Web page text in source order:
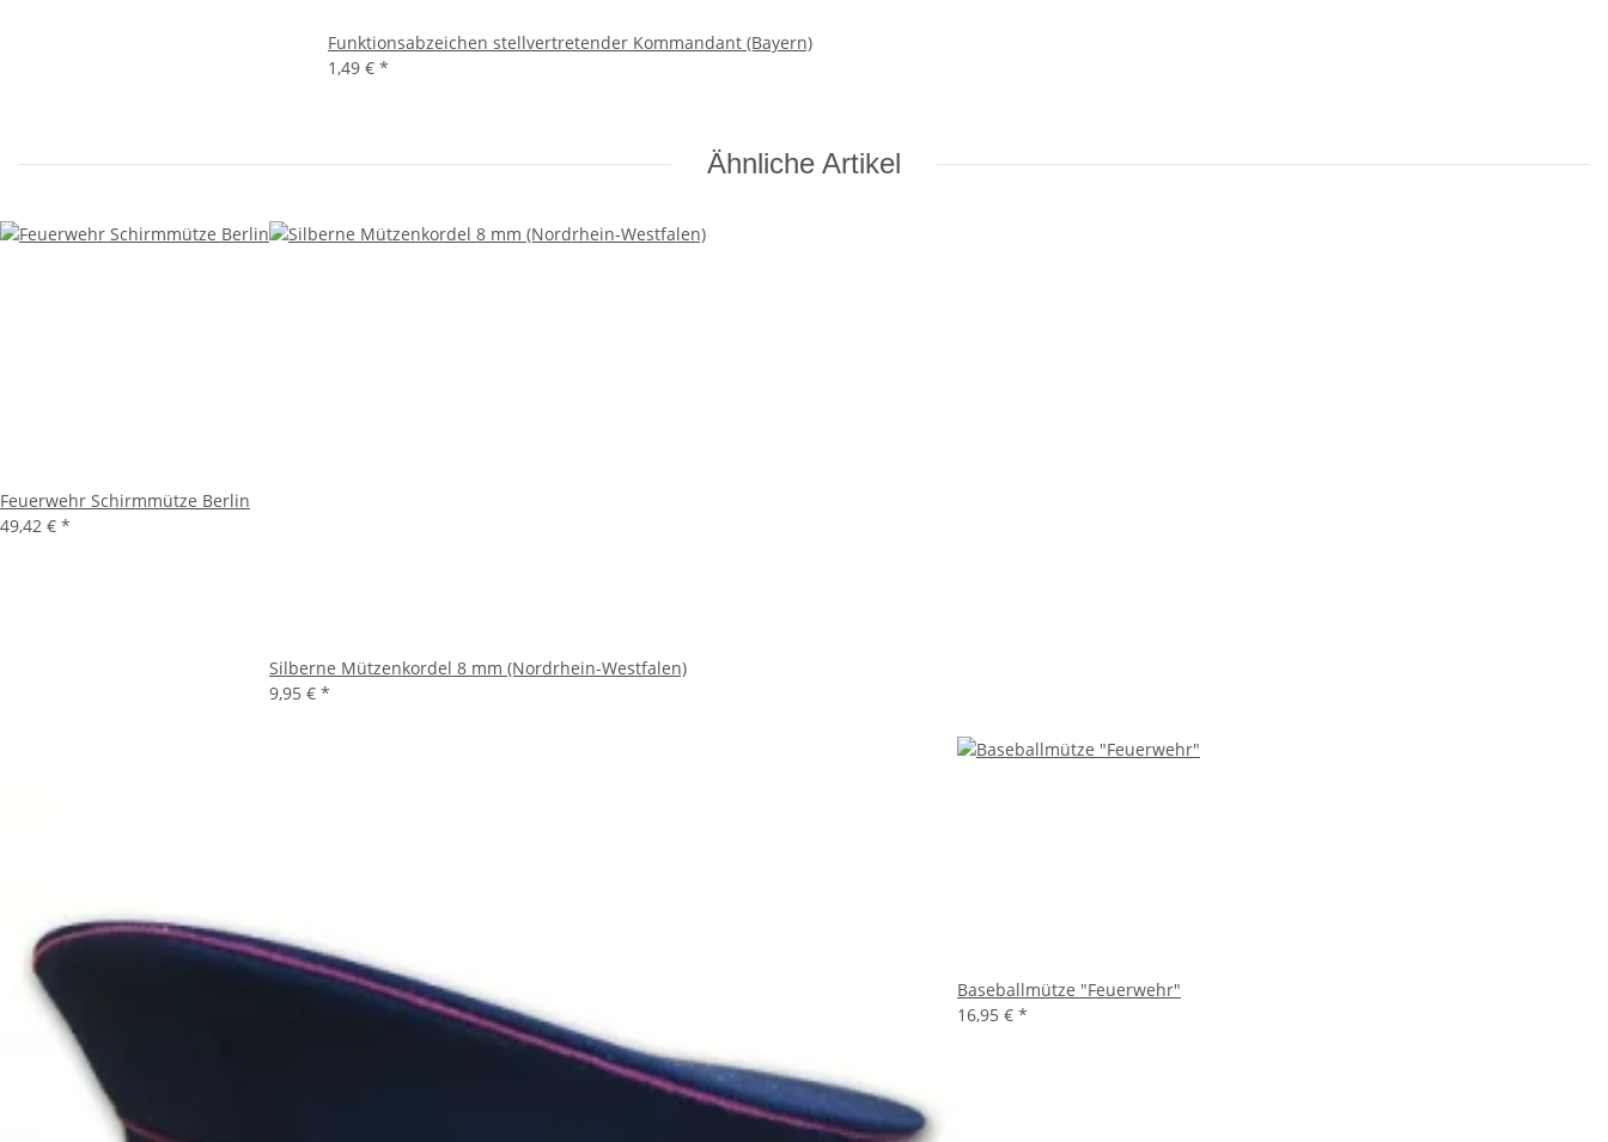
Funktionsabzeichen stellvertretender Kommandant (Bayern)
1,49 € *
Ähnliche Artikel
Feuerwehr Schirmmütze Berlin
49,42 € *
Silberne Mützenkordel 8 mm (Nordrhein-Westfalen)
9,95 € *
Baseballmütze "Feuerwehr"
16,95 € *